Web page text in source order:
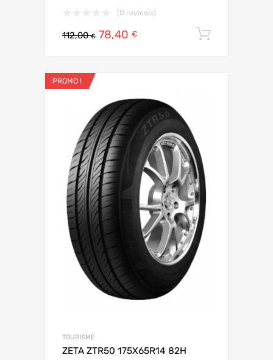
(0 reviews)
112,00€ 78,40 €
PROMO !
TOURISME
ZETA ZTR50 175X65R14 82H